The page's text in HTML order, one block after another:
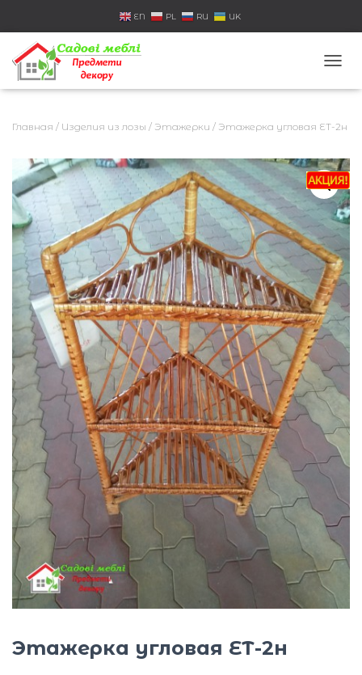
EN PL RU UK
Е
Ю
Ч
И
Т
Ь
А
В
И
Г
А
Ц
Ю
Главная / Изделия из лозы / Этажерки / Этажерка угловая ЕТ-2н
Этажерка угловая ЕТ-2н